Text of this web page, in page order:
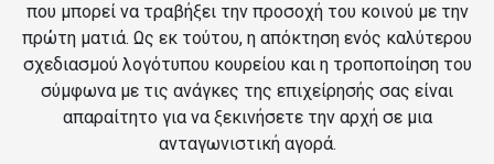
που μπορεί να τραβήξει την προσοχή του κοινού με την
πρώτη ματιά. Ως εκ τούτου, η απόκτηση ενός καλύτερου
σχεδιασμού λογότυπου κουρείου και η τροποποίηση του
σύμφωνα με τις ανάγκες της επιχείρησής σας είναι
απαραίτητο για να ξεκινήσετε την αρχή σε μια
ανταγωνιστική αγορά.